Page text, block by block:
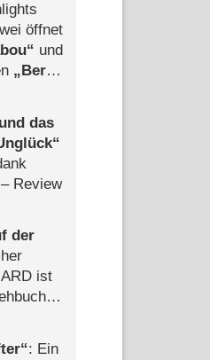
öffnet
und
Berlin
das
Review
der
ist
: Ein